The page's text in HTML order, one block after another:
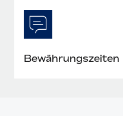
Bewährungszeiten